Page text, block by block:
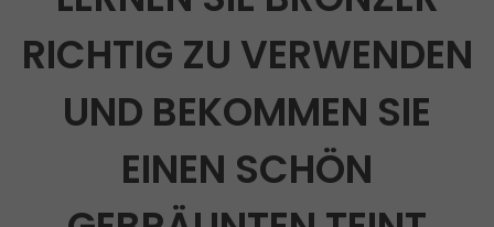
RICHTIG ZU VERWENDEN
UND BEKOMMEN SIE
EINEN SCHÖN